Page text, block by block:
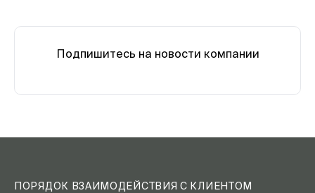
Подпишитесь на новости компании
ПОРЯДОК ВЗАИМОДЕЙСТВИЯ С КЛИЕНТОМ